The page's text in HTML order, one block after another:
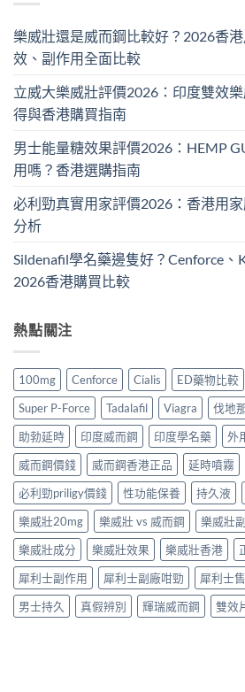
樂威壯還是威而鋼比較好？2026香
效、副作用全面比較
立威大樂威壯評價2026：印度雙效
得與香港購買指南
男士能量糖效果評價2026：HEMP
用嗎？香港選購指南
必利勁真實用家評價2026：香港用
分析
Sildenafil學名藥邊隻好？Cenforce、
2026香港購買比較
熱點關注
100mg Cenforce Cialis ED藥物比較
Super P-Force
Tadalafil Viagra 伐地
助勃延時
印度威而鋼 印度學名藥 外
威而鋼價錢
威而鋼香港正品 延時噴霧
必利勁priligy價錢
性功能保養 持久液
樂威壯20mg
樂威壯 vs 威而鋼 樂威壯
樂威壯成分
樂威壯效果 樂威壯香港
犀利士副作用
犀利士副廠咁勁 犀利士
男士持久
真假辨別 輝瑞威而鋼 雙效